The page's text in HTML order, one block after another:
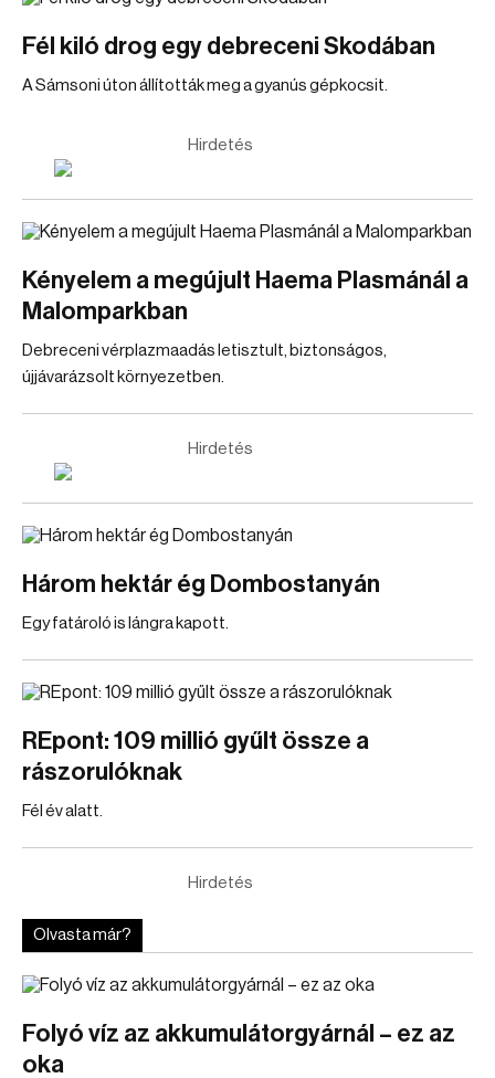
Fél kiló drog egy debreceni Skodában
A Sámsoni úton állították meg a gyanús gépkocsit.
Hirdetés
Kényelem a megújult Haema Plasmánál a
Malomparkban
Debreceni vérplazmaadás letisztult, biztonságos,
újjávarázsolt környezetben.
Hirdetés
Három hektár ég Dombostanyán
Egy fatároló is lángra kapott.
REpont: 109 millió gyűlt össze a
rászorulóknak
Fél év alatt.
Hirdetés
Olvasta már?
Folyó víz az akkumulátorgyárnál – ez az
oka